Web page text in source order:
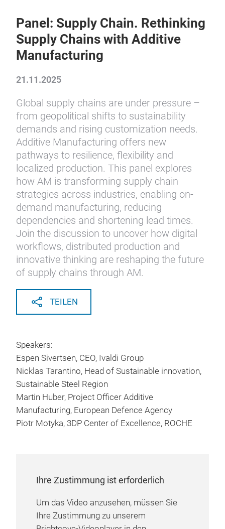
Panel: Supply Chain. Rethinking
Supply Chains with Additive
Manufacturing
21.11.2025
Global supply chains are under pressure –
from geopolitical shifts to sustainability
demands and rising customization needs.
Additive Manufacturing offers new
pathways to resilience, flexibility and
localized production. This panel explores
how AM is transforming supply chain
strategies across industries, enabling on-
demand manufacturing, reducing
dependencies and shortening lead times.
Join the discussion to uncover how digital
workflows, distributed production and
innovative thinking are reshaping the future
of supply chains through AM.
TEILEN
Speakers:
Espen Sivertsen, CEO, Ivaldi Group
Nicklas Tarantino, Head of Sustainable innovation,
Sustainable Steel Region
Martin Huber, Project Officer Additive
Manufacturing, European Defence Agency
Piotr Motyka, 3DP Center of Excellence, ROCHE
Ihre Zustimmung ist erforderlich
Um das Video anzusehen, müssen Sie
Ihre Zustimmung zu unserem